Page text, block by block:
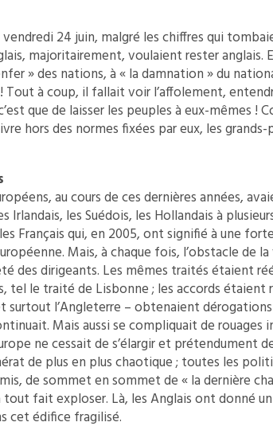
24 juin, malgré les chiffres qui
majoritairement, voulaient rester anglais.
» des nations, à « la damnation » du
Tout à coup, il fallait voir l’affolement,
que de laisser les peuples à eux-mêmes !
hors des normes fixées par eux, les grands-
au cours de ces dernières années,
Irlandais, les Suédois, les Hollandais à
Français qui, en 2005, ont signifié à une
Mais, à chaque fois, l’obstacle de
des dirigeants. Les mêmes traités étaient
tel le traité de Lisbonne ; les accords étaient
surtout l’Angleterre – obtenaient
Mais aussi se compliquait de rouages
ne cessait de s’élargir et prétendument
de plus en plus chaotique ; toutes les
de sommet en sommet de « la dernière
fait exploser. Là, les Anglais ont donné un
cet édifice fragilisé.